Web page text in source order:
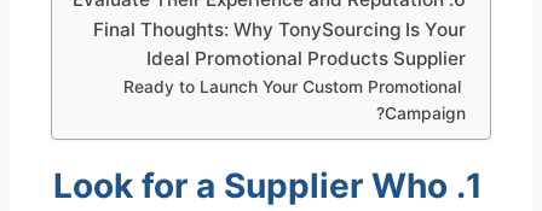
Final Thoughts: Why TonySourcing Is Your
Ideal Promotional Products Supplier
Ready to Launch Your Custom Promotional
Campaign?
1. Look for a Supplier Who